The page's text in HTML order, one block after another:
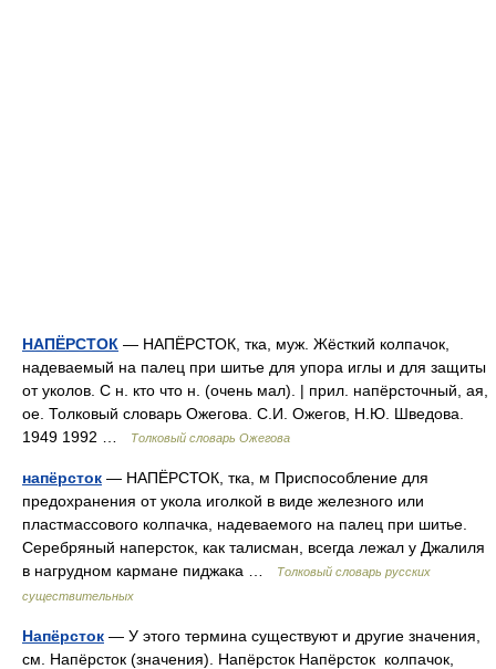
НАПЁРСТОК — НАПЁРСТОК, тка, муж. Жёсткий колпачок,
надеваемый на палец при шитье для упора иглы и для защиты
от уколов. С н. кто что н. (очень мал). | прил. напёрсточный, ая,
ое. Толковый словарь Ожегова. С.И. Ожегов, Н.Ю. Шведова.
1949 1992 …
Толковый словарь Ожегова
напёрсток — НАПЁРСТОК, тка, м Приспособление для
предохранения от укола иголкой в виде железного или
пластмассового колпачка, надеваемого на палец при шитье.
Серебряный наперсток, как талисман, всегда лежал у Джалиля
в нагрудном кармане пиджака …
Толковый словарь русских
существительных
Напёрсток — У этого термина существуют и другие значения,
см. Напёрсток (значения). Напёрсток Напёрсток колпачок,